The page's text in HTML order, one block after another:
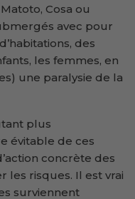
Cosa ou
avec pour
des
les femmes, en
une paralysie de la
plus
évitable de ces
concrète des
les risques. Il est vrai
surviennent